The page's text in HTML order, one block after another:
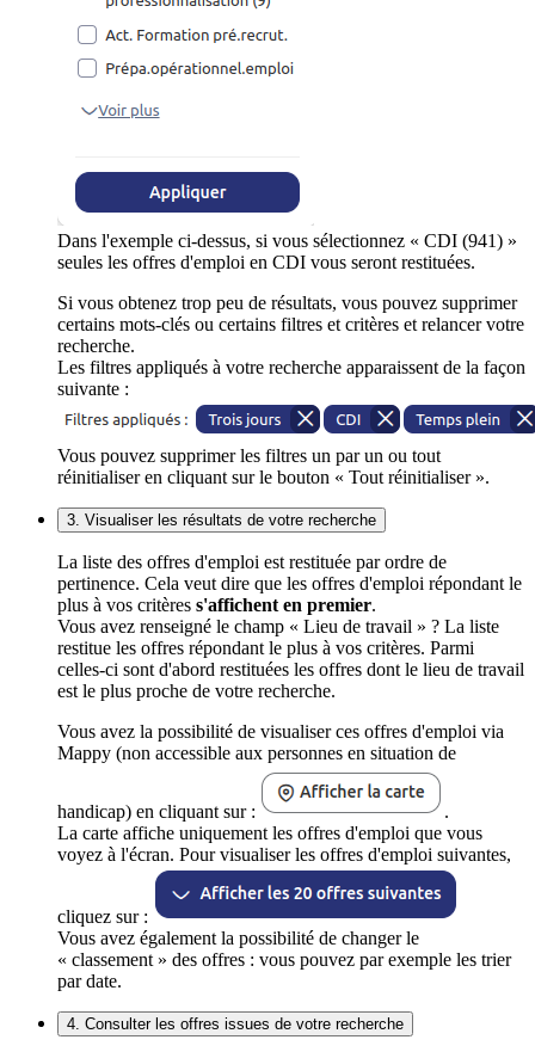
Dans l'exemple ci-dessus, si vous sélectionnez « CDI (941) »
seules les offres d'emploi en CDI vous seront restituées.
Si vous obtenez trop peu de résultats, vous pouvez supprimer
certains mots-clés ou certains filtres et critères et relancer votre
recherche.
Les filtres appliqués à votre recherche apparaissent de la façon
suivante :
Vous pouvez supprimer les filtres un par un ou tout
réinitialiser en cliquant sur le bouton « Tout réinitialiser ».
3. Visualiser les résultats de votre recherche
La liste des offres d'emploi est restituée par ordre de
pertinence. Cela veut dire que les offres d'emploi répondant le
plus à vos critères s'affichent en premier.
Vous avez renseigné le champ « Lieu de travail » ? La liste
restitue les offres répondant le plus à vos critères. Parmi
celles-ci sont d'abord restituées les offres dont le lieu de travail
est le plus proche de votre recherche.
Vous avez la possibilité de visualiser ces offres d'emploi via
Mappy (non accessible aux personnes en situation de
handicap) en cliquant sur :
.
La carte affiche uniquement les offres d'emploi que vous
voyez à l'écran. Pour visualiser les offres d'emploi suivantes,
cliquez sur :
Vous avez également la possibilité de changer le
« classement » des offres : vous pouvez par exemple les trier
par date.
4. Consulter les offres issues de votre recherche